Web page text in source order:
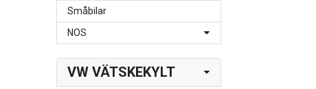
Småbilar
NOS
VW VÄTSKEKYLT